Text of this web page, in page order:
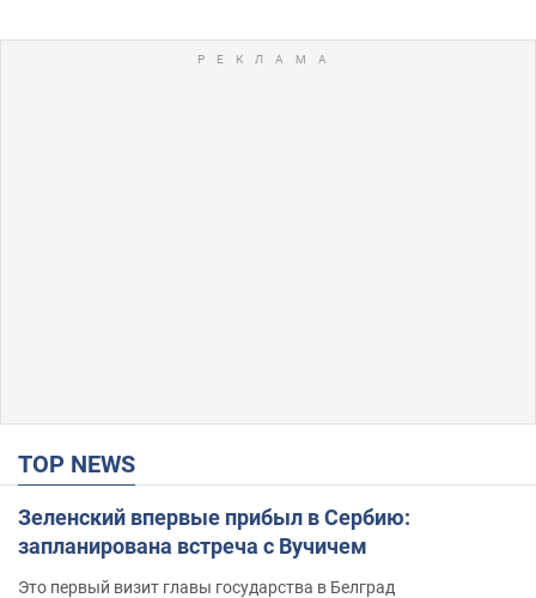
TOP NEWS
Зеленский впервые прибыл в Сербию:
запланирована встреча с Вучичем
Это первый визит главы государства в Белград